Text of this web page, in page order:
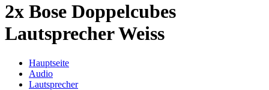
2x Bose Doppelcubes
Lautsprecher Weiss
Hauptseite
Audio
Lautsprecher